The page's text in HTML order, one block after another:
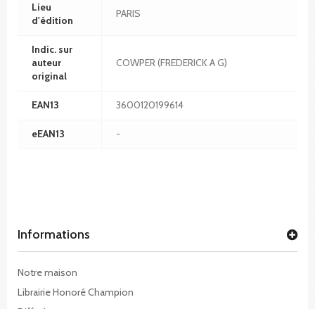
Lieu
d'édition
PARIS
Indic. sur
auteur
original
COWPER (FREDERICK A G)
EAN13 3600120199614
eEAN13 -
Informations
Notre maison
Librairie Honoré Champion